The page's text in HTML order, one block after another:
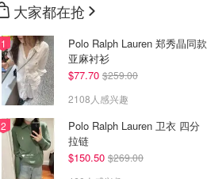
大家都在抢
Polo Ralph Lauren 郑秀晶同款
亚麻衬衫
$77.70 $259.00
2108人感兴趣
Polo Ralph Lauren 卫衣 四分
拉链
$150.50 $269.00